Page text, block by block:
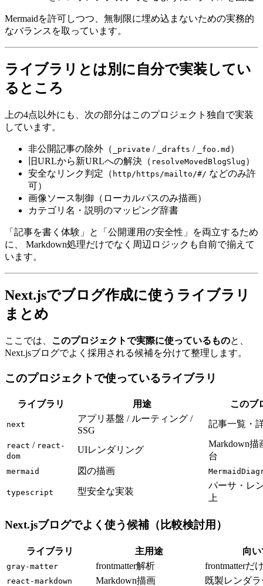
Mermaidを許可しつつ、無制限に埋め込まないための実務的
なバランスを取っています。
ライブラリとは別に自分で実装してい
るところ
上の4点以外にも、次の部分はこのプロジェクト独自で実装
しています。
非公開記事の除外（ _private / _drafts / _foo.md ）
旧URLから新URLへの解決（ resolveMovedBlogSlug ）
安全なリンク判定（ http/https/mailto/#/ などのみ許
可）
画像ソース制御（ローカルパスのみ描画）
カテゴリ名・説明のマッピング辞書
「記事を書く体験」と「公開運用の安全性」を両立するため
に、 Markdown処理だけでなく周辺ロジックも自前で揃えて
います。
Next.jsでブログ作成に使うライブラリ
まとめ
ここでは、 このプロジェクトで実際に使っているものと、
Next.jsブログでよく採用される候補を分けて整理します。
このプロジェクトで使っているライブラリ
ライブラリ 用途 このブ
next
アプリ基盤 / ルーティング /
SSG
記事一覧・
react / react-
dom
UIレンダリング
Markdown
台
mermaid 図の描画
typescript 型安全な実装
パーサ・レ
上
Next.jsブログでよく使う候補（比較検討用）
ライブラリ 主用途 向
gray-matter frontmatter解析 frontmatterだ
react-markdown Markdown描画 既製レンダ